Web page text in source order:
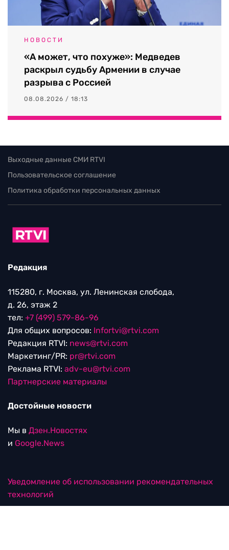
НОВОСТИ
«А может, что похуже»: Медведев
раскрыл судьбу Армении в случае
разрыва с Россией
08.08.2026 / 18:13
Выходные данные СМИ RTVI
Пользовательское соглашение
Политика обработки персональных данных
Редакция
115280, г. Москва, ул. Ленинская слобода,
д. 26, этаж 2
тел: +7 (499) 579-86-96
Для общих вопросов: Infortvi@rtvi.com
Редакция RTVI: news@rtvi.com
Маркетинг/PR: pr@rtvi.com
Реклама RTVI: adv-eu@rtvi.com
Партнерские материалы
Достойные новости
Мы в Дзен.Новостях
и Google.News
Уведомление об использовании рекомендательных
технологий